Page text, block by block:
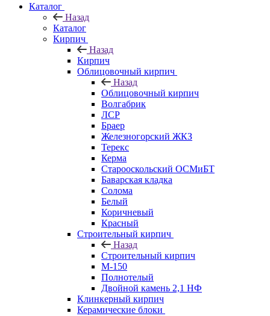
Каталог
Назад
Каталог
Кирпич
Назад
Кирпич
Облицовочный кирпич
Назад
Облицовочный кирпич
Волгабрик
ЛСР
Браер
Железногорский ЖКЗ
Терекс
Керма
Старооскольский ОСМиБТ
Баварская кладка
Солома
Белый
Коричневый
Красный
Строительный кирпич
Назад
Строительный кирпич
М-150
Полнотелый
Двойной камень 2,1 НФ
Клинкерный кирпич
Керамические блоки